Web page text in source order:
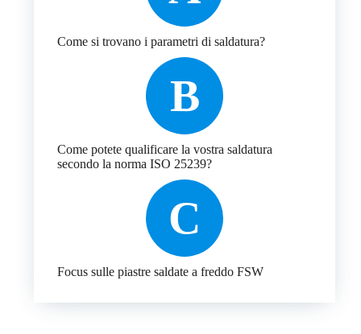
Come si trovano i parametri di saldatura?
B
Come potete qualificare la vostra saldatura
secondo la norma ISO 25239?
C
Focus sulle piastre saldate a freddo FSW